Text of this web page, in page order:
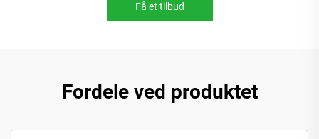
Få et tilbud
Fordele ved produktet